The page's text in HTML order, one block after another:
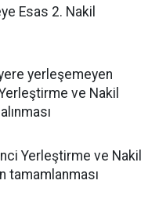
Esas 2. Nakil
yerleşemeyen
ve Nakil
Yerleştirme ve Nakil
tamamlanması